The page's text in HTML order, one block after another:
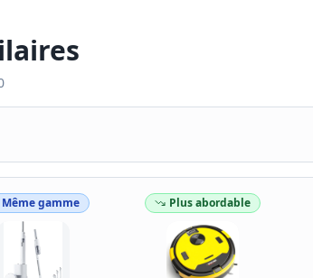
Même gamme Plus abordable